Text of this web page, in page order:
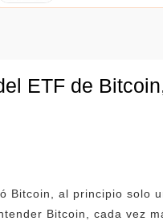
ETF de
Bitcoin, al principio solo
Bitcoin, cada vez